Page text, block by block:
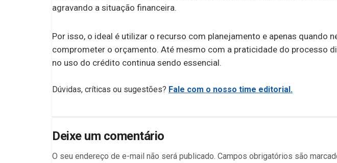
agravando a situação financeira.
Por isso, o ideal é utilizar o recurso com planejamento e apenas quando
comprometer o orçamento. Até mesmo com a praticidade do processo
no uso do crédito continua sendo essencial.
Dúvidas, críticas ou sugestões? Fale com o nosso time editorial.
Deixe um comentário
O seu endereço de e-mail não será publicado. Campos obrigatórios são